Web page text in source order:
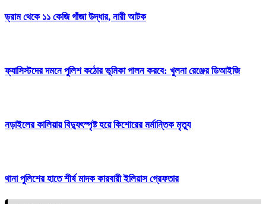
ড্রাম থেকে ১১ কেজি গাঁজা উদ্ধার, নারী আটক
ফ্যাসিস্টদের দমনে পুলিশ কঠোর ভূমিকা পালন করবে: খুলনা রেঞ্জের ডিআইজি
নড়াইলের কালিয়ায় বিদ্যুৎস্পৃষ্ট হয়ে কিশোরের মর্মান্তিক মৃত্যু
থানা পুলিশের হাতে শীর্ষ মাদক কারবারী ইলিয়াস গ্রেফতার